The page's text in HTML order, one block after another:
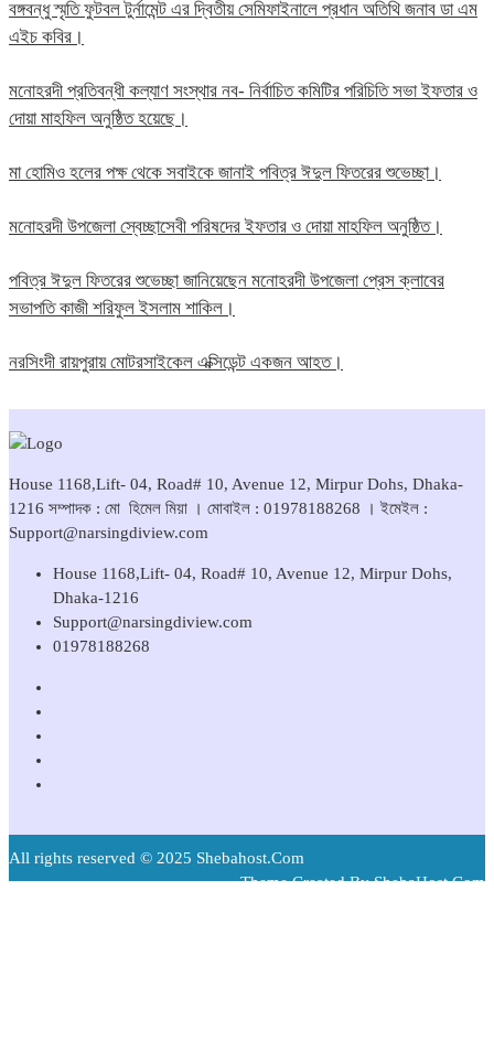
বঙ্গবন্ধু স্মৃতি ফুটবল টুর্নামেন্ট এর দ্বিতীয় সেমিফাইনালে প্রধান অতিথি জনাব ডা এম
এইচ কবির।
মনোহরদী প্রতিবন্ধী কল্যাণ সংস্থার নব- নির্বাচিত কমিটির পরিচিতি সভা ইফতার ও
দোয়া মাহফিল অনুষ্ঠিত হয়েছে।
মা হোমিও হলের পক্ষ থেকে সবাইকে জানাই পবিত্র ঈদুল ফিতরের শুভেচ্ছা।
মনোহরদী উপজেলা স্বেচ্ছাসেবী পরিষদের ইফতার ও দোয়া মাহফিল অনুষ্ঠিত।
পবিত্র ঈদুল ফিতরের শুভেচ্ছা জানিয়েছেন মনোহরদী উপজেলা প্রেস ক্লাবের
সভাপতি কাজী শরিফুল ইসলাম শাকিল।
নরসিংদী রায়পুরায় মোটরসাইকেল এক্সিডেন্ট একজন আহত।
House 1168,Lift- 04, Road# 10, Avenue 12, Mirpur Dohs, Dhaka-
1216 সম্পাদক : মো হিমেল মিয়া । মোবাইল : 01978188268 । ইমেইল :
Support@narsingdiview.com
House 1168,Lift- 04, Road# 10, Avenue 12, Mirpur Dohs,
Dhaka-1216
Support@narsingdiview.com
01978188268
All rights reserved © 2025 Shebahost.Com
Theme Created By ShebaHost.Com